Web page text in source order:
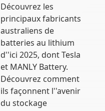
Découvrez les
principaux fabricants
australiens de
batteries au lithium
d''ici 2025, dont Tesla
et MANLY Battery.
Découvrez comment
ils façonnent l''avenir
du stockage